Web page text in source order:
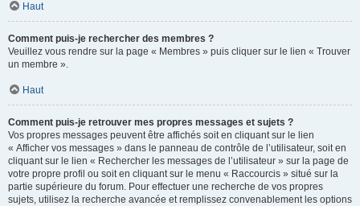
Haut
Comment puis-je rechercher des membres ?
Veuillez vous rendre sur la page « Membres » puis cliquer sur le lien « Trouver
un membre ».
Haut
Comment puis-je retrouver mes propres messages et sujets ?
Vos propres messages peuvent être affichés soit en cliquant sur le lien
« Afficher vos messages » dans le panneau de contrôle de l’utilisateur, soit en
cliquant sur le lien « Rechercher les messages de l’utilisateur » sur la page de
votre propre profil ou soit en cliquant sur le menu « Raccourcis » situé sur la
partie supérieure du forum. Pour effectuer une recherche de vos propres
sujets, utilisez la recherche avancée et remplissez convenablement les options